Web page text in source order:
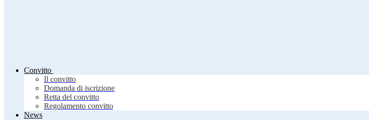
Convitto
Il convitto
Domanda di iscrizione
Retta del convitto
Regolamento convitto
News